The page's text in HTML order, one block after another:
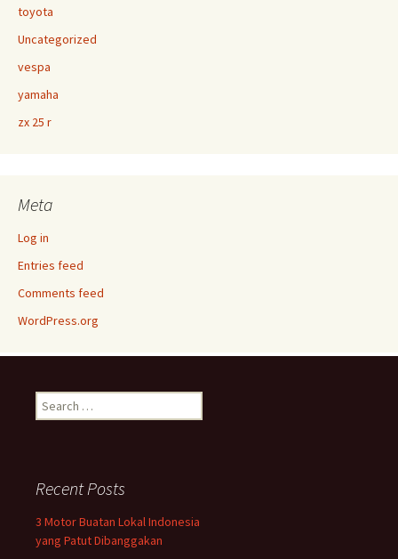
toyota
Uncategorized
vespa
yamaha
zx 25 r
Meta
Log in
Entries feed
Comments feed
WordPress.org
Search
for:
Recent Posts
3 Motor Buatan Lokal Indonesia
yang Patut Dibanggakan